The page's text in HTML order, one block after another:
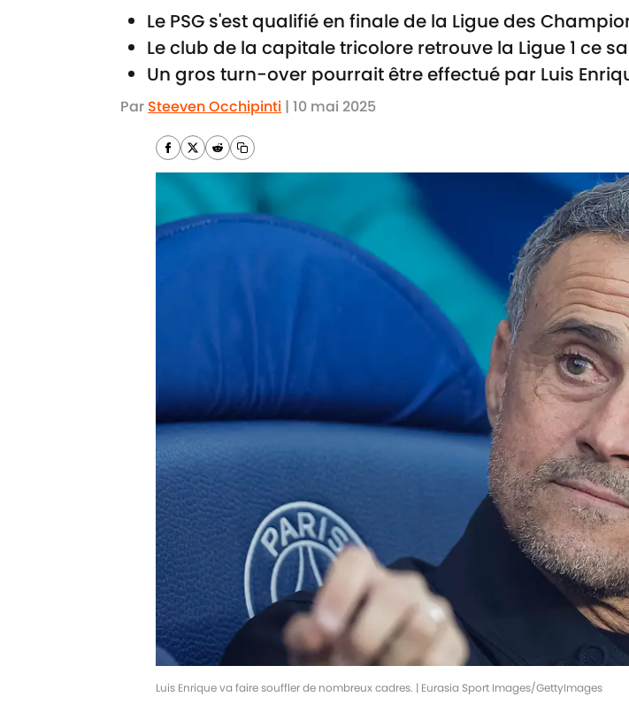
Le PSG s'est qualifié en finale de la Ligue des
Le club de la capitale tricolore retrouve la Ligue 1 ce
Un gros turn-over pourrait être effectué par Luis
Par Steeven Occhipinti | 10 mai 2025
Luis Enrique va faire souffler de nombreux cadres. | Eurasia Sport Images/GettyImages